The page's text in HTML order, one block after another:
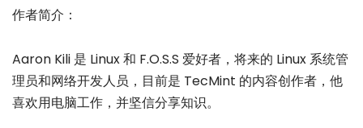
作者简介：
Aaron Kili 是 Linux 和 F.O.S.S 爱好者，将来的 Linux 系统管
理员和网络开发人员，目前是 TecMint 的内容创作者，他
喜欢用电脑工作，并坚信分享知识。